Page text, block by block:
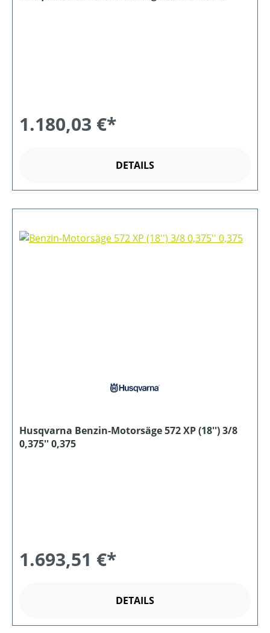
1.180,03 €*
DETAILS
Husqvarna Benzin-Motorsäge 572 XP (18'') 3/8
0,375'' 0,375
1.693,51 €*
DETAILS